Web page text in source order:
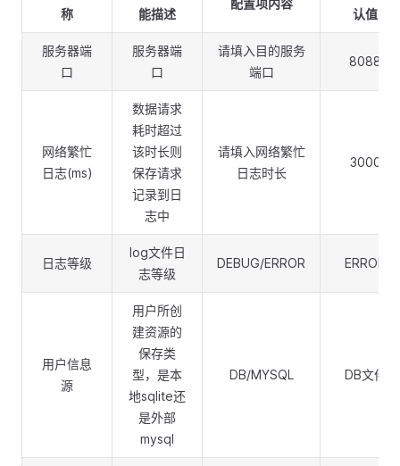
称 能描述
配置项内容
认值
服务器端
口
服务器端
口
请填入目的服务
端口
8088
网络繁忙
日志(ms)
数据请求
耗时超过
该时长则
保存请求
记录到日
志中
请填入网络繁忙
日志时长
3000
日志等级
log文件日
志等级
DEBUG/ERROR ERROR
用户信息
源
用户所创
建资源的
保存类
型，是本
地sqlite还
是外部
mysql
DB/MYSQL DB文件